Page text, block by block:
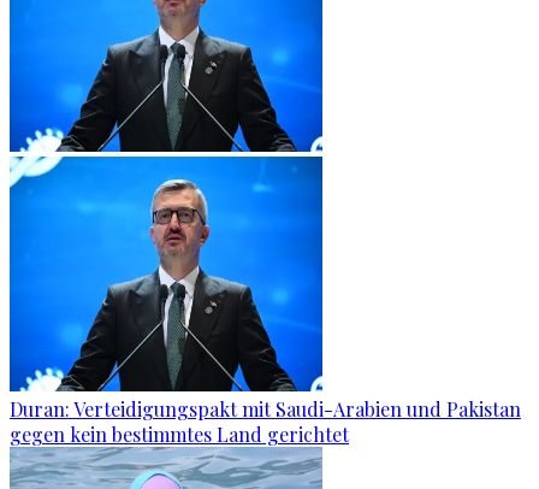
Duran: Verteidigungspakt mit Saudi-Arabien und Pakistan
gegen kein bestimmtes Land gerichtet